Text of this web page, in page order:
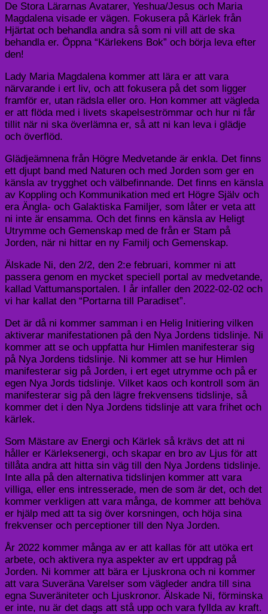
De Stora Lärarnas Avatarer, Yeshua/Jesus och Maria
Magdalena visade er vägen. Fokusera på Kärlek från
Hjärtat och behandla andra så som ni vill att de ska
behandla er. Öppna “Kärlekens Bok” och börja leva efter
den!
Lady Maria Magdalena kommer att lära er att vara
närvarande i ert liv, och att fokusera på det som ligger
framför er, utan rädsla eller oro. Hon kommer att vägleda
er att flöda med i livets skapelseströmmar och hur ni får
tillit när ni ska överlämna er, så att ni kan leva i glädje
och överflöd.
Glädjeämnena från Högre Medvetande är enkla. Det finns
ett djupt band med Naturen och med Jorden som ger en
känsla av trygghet och välbefinnande. Det finns en känsla
av Koppling och Kommunikation med ert Högre Själv och
era Ängla- och Galaktiska Familjer, som låter er veta att
ni inte är ensamma. Och det finns en känsla av Heligt
Utrymme och Gemenskap med de från er Stam på
Jorden, när ni hittar en ny Familj och Gemenskap.
Älskade Ni, den 2/2, den 2:e februari, kommer ni att
passera genom en mycket speciell portal av medvetande,
kallad Vattumansportalen. I år infaller den 2022-02-02 och
vi har kallat den “Portarna till Paradiset”.
Det är då ni kommer samman i en Helig Initiering vilken
aktiverar manifestationen på den Nya Jordens tidslinje. Ni
kommer att se och uppfatta hur Himlen manifesterar sig
på Nya Jordens tidslinje. Ni kommer att se hur Himlen
manifesterar sig på Jorden, i ert eget utrymme och på er
egen Nya Jords tidslinje. Vilket kaos och kontroll som än
manifesterar sig på den lägre frekvensens tidslinje, så
kommer det i den Nya Jordens tidslinje att vara frihet och
kärlek.
Som Mästare av Energi och Kärlek så krävs det att ni
håller er Kärleksenergi, och skapar en bro av Ljus för att
tillåta andra att hitta sin väg till den Nya Jordens tidslinje.
Inte alla på den alternativa tidslinjen kommer att vara
villiga, eller ens intresserade, men de som är det, och det
kommer verkligen att vara många, de kommer att behöva
er hjälp med att ta sig över korsningen, och höja sina
frekvenser och perceptioner till den Nya Jorden.
År 2022 kommer många av er att kallas för att utöka ert
arbete, och aktivera nya aspekter av ert uppdrag på
Jorden. Ni kommer att bära er Ljuskrona och ni kommer
att vara Suveräna Varelser som vägleder andra till sina
egna Suveräniteter och Ljuskronor. Älskade Ni, förminska
er inte, nu är det dags att stå upp och vara fyllda av kraft.